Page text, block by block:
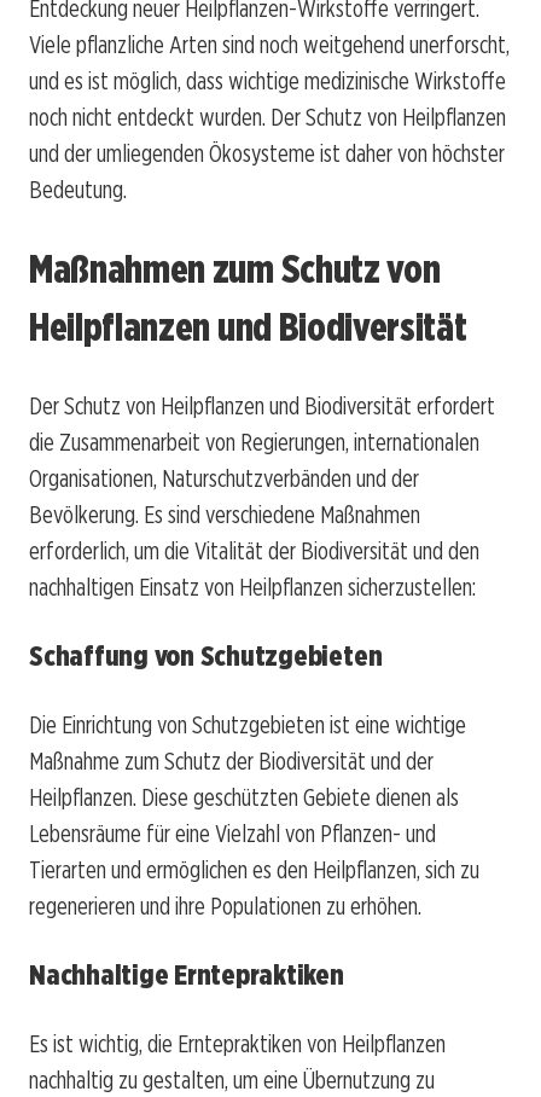
Entdeckung neuer Heilpflanzen-Wirkstoffe verringert.
Viele pflanzliche Arten sind noch weitgehend unerforscht,
und es ist möglich, dass wichtige medizinische Wirkstoffe
noch nicht entdeckt wurden. Der Schutz von Heilpflanzen
und der umliegenden Ökosysteme ist daher von höchster
Bedeutung.
Maßnahmen zum Schutz von
Heilpflanzen und Biodiversität
Der Schutz von Heilpflanzen und Biodiversität erfordert
die Zusammenarbeit von Regierungen, internationalen
Organisationen, Naturschutzverbänden und der
Bevölkerung. Es sind verschiedene Maßnahmen
erforderlich, um die Vitalität der Biodiversität und den
nachhaltigen Einsatz von Heilpflanzen sicherzustellen:
Schaffung von Schutzgebieten
Die Einrichtung von Schutzgebieten ist eine wichtige
Maßnahme zum Schutz der Biodiversität und der
Heilpflanzen. Diese geschützten Gebiete dienen als
Lebensräume für eine Vielzahl von Pflanzen- und
Tierarten und ermöglichen es den Heilpflanzen, sich zu
regenerieren und ihre Populationen zu erhöhen.
Nachhaltige Erntepraktiken
Es ist wichtig, die Erntepraktiken von Heilpflanzen
nachhaltig zu gestalten, um eine Übernutzung zu